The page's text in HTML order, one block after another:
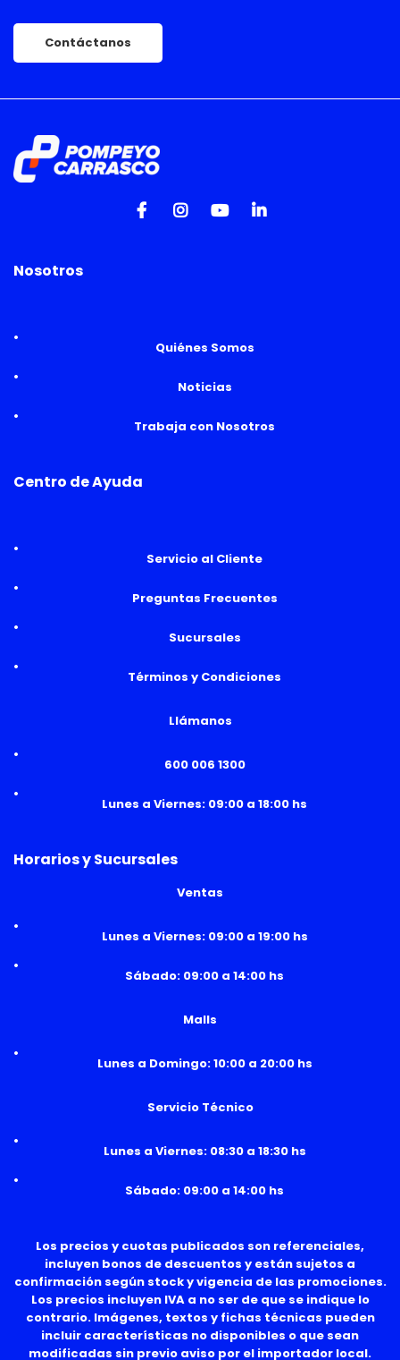
Contáctanos
Nosotros
Quiénes Somos
Noticias
Trabaja con Nosotros
Centro de Ayuda
Servicio al Cliente
Preguntas Frecuentes
Sucursales
Términos y Condiciones
Llámanos
600 006 1300
Lunes a Viernes: 09:00 a 18:00 hs
Horarios y Sucursales
Ventas
Lunes a Viernes: 09:00 a 19:00 hs
Sábado: 09:00 a 14:00 hs
Malls
Lunes a Domingo: 10:00 a 20:00 hs
Servicio Técnico
Lunes a Viernes: 08:30 a 18:30 hs
Sábado: 09:00 a 14:00 hs
Los precios y cuotas publicados son referenciales,
incluyen bonos de descuentos y están sujetos a
confirmación según stock y vigencia de las promociones.
Los precios incluyen IVA a no ser de que se indique lo
contrario. Imágenes, textos y fichas técnicas pueden
incluir características no disponibles o que sean
modificadas sin previo aviso por el importador local.